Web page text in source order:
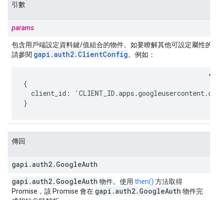
引數
params
包含用戶端設定資料鍵/值組合的物件。如要瞭解其他可設定屬性的
請參閱 gapi .auth2. ClientConfig。例如：
{
client_id:
}
傳回
gapi .auth2. GoogleAuth
gapi .auth2. GoogleAuth 物件。使用 then() 方法取得
Promise，該 Promise 會在 gapi .auth2. GoogleAuth 物件完